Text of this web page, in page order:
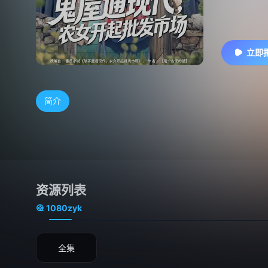
立即
简介
资源列表
1080zyk
全集